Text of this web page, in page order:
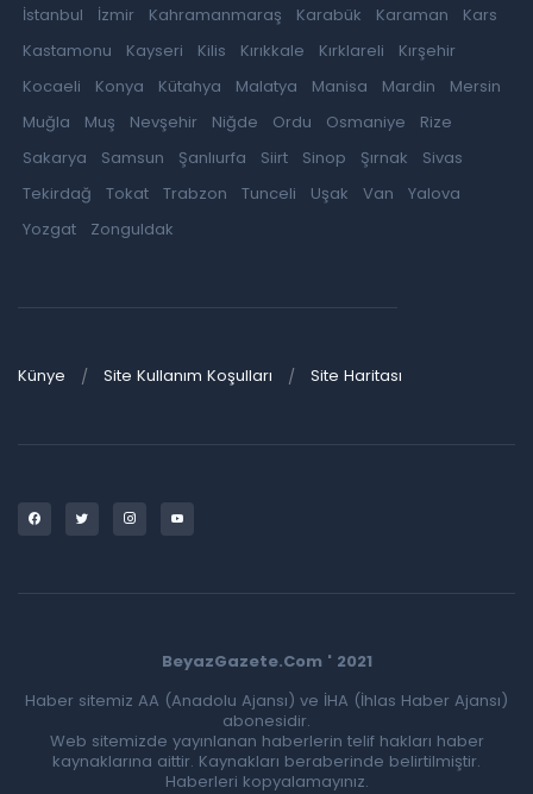
İstanbul
İzmir Kahramanmaraş Karabük Karaman
Kars
Kastamonu
Kayseri Kilis Kırıkkale Kırklareli
Kırşehir
Kocaeli
Konya Kütahya Malatya Manisa Mardin
Mersin
Muğla
Muş Nevşehir Niğde Ordu Osmaniye
Rize
Sakarya
Samsun Şanlıurfa Siirt Sinop Şırnak
Sivas
Tekirdağ
Tokat Trabzon Tunceli Uşak Van
Yalova
Yozgat
Zonguldak
Künye Site Kullanım Koşulları Site Haritası
BeyazGazete.Com ' 2021
Haber sitemiz AA (Anadolu Ajansı) ve İHA (İhlas Haber Ajansı)
abonesidir.
Web sitemizde yayınlanan haberlerin telif hakları haber
kaynaklarına aittir. Kaynakları beraberinde belirtilmiştir.
Haberleri kopyalamayınız.